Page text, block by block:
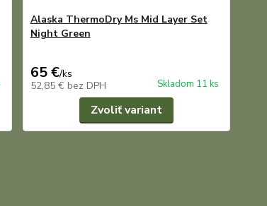
Alaska ThermoDry Ms Mid Layer Set
Night Green
65 €/ks
52,85 € bez DPH Skladom 11 ks
Zvoliť variant